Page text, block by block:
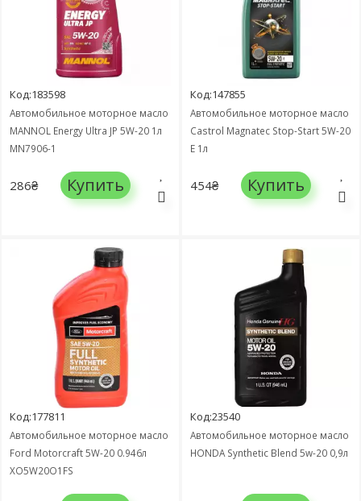
Код:183598
Автомобильное моторное масло
MANNOL Energy Ultra JP 5W-20 1л
MN7906-1
286₴ Купить
Код:147855
Автомобильное моторное масло
Castrol Magnatec Stop-Start 5W-20
E 1л
454₴ Купить
Код:177811
Автомобильное моторное масло
Ford Motorcraft 5W-20 0.946л
XO5W20Q1FS
Код:23540
Автомобильное моторное масло
HONDA Synthetic Blend 5w-20 0,9л